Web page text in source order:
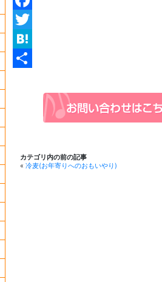
Facebook
Twitter
Hatena
カテゴリ内の前の記事
« 冷麦(お年寄りへのおもいやり)